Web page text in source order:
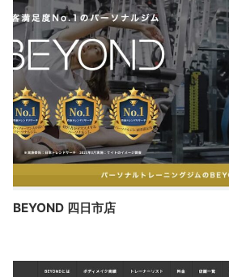
BEYOND 四日市店